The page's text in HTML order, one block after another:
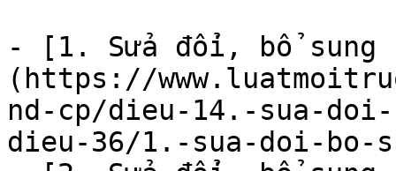
- [1. Sửa đổi, bổ sung
(https://
nd-cp/dieu-14.-sua-doi-
dieu-36/1.-sua-doi-bo-